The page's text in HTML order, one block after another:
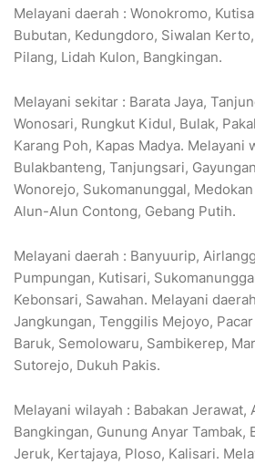
Melayani daerah : Wonokromo,
Bubutan, Kedungdoro, Siwalan
Pilang, Lidah Kulon, Bangkingan.
Melayani sekitar : Barata Jaya,
Wonosari, Rungkut Kidul, Bulak,
Karang Poh, Kapas Madya. Melayani
Bulakbanteng, Tanjungsari,
Wonorejo, Sukomanunggal,
Alun-Alun Contong, Gebang Putih.
Melayani daerah : Banyuurip,
Pumpungan, Kutisari,
Kebonsari, Sawahan. Melayani
Jangkungan, Tenggilis Mejoyo,
Baruk, Semolowaru, Sambikerep,
Sutorejo, Dukuh Pakis.
Melayani wilayah : Babakan Jerawat,
Bangkingan, Gunung Anyar Tambak,
Jeruk, Kertajaya, Ploso, Kalisari.